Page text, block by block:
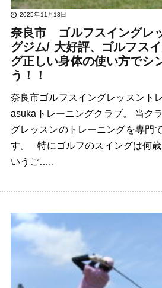
2025年11月13日
奈良市 ゴルフスイングレ
グジム/ 大好評、ゴルフス
グ正しい身体の使い方でシ
う！！
奈良市ゴルフスイングレッスント
asukaトレーニングクラブ。 当ク
グレッスンのトレーニングを専門
す。 特にゴルフのスイングは何
いうご…..